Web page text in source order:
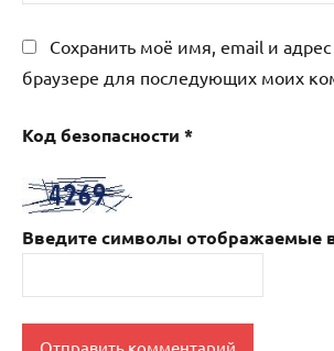
Сохранить моё имя, email и адрес
браузере для последующих моих
Код безопасности *
Введите символы отображаемые